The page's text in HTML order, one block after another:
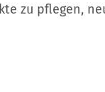
zu pflegen,